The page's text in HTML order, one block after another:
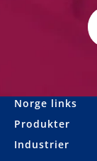
Norge links
Produkter
Industrier